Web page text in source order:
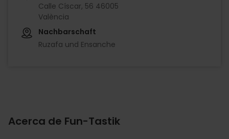
Calle Císcar, 56 46005
València
Nachbarschaft
Ruzafa und Ensanche
Acerca de Fun-Tastik